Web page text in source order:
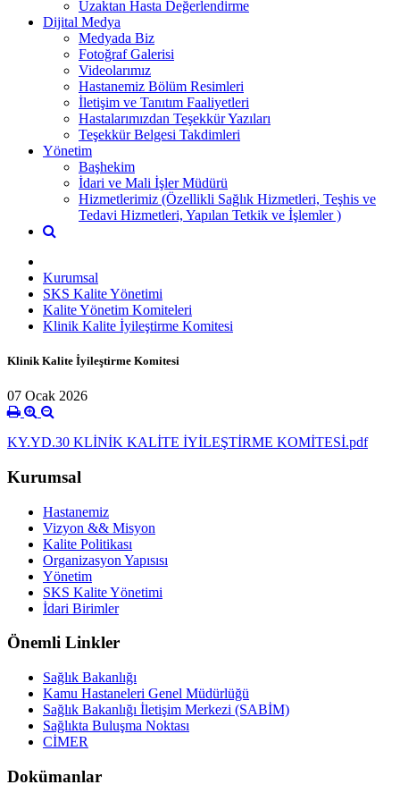
Uzaktan Hasta Değerlendirme
Dijital Medya
Medyada Biz
Fotoğraf Galerisi
Videolarımız
Hastanemiz Bölüm Resimleri
İletişim ve Tanıtım Faaliyetleri
Hastalarımızdan Teşekkür Yazıları
Teşekkür Belgesi Takdimleri
Yönetim
Başhekim
İdari ve Mali İşler Müdürü
Hizmetlerimiz (Özellikli Sağlık Hizmetleri, Teşhis ve
Tedavi Hizmetleri, Yapılan Tetkik ve İşlemler )
Kurumsal
SKS Kalite Yönetimi
Kalite Yönetim Komiteleri
Klinik Kalite İyileştirme Komitesi
Klinik Kalite İyileştirme Komitesi
07 Ocak 2026
KY.YD.30 KLİNİK KALİTE İYİLEŞTİRME KOMİTESİ.pdf
Kurumsal
Hastanemiz
Vizyon && Misyon
Kalite Politikası
Organizasyon Yapısısı
Yönetim
SKS Kalite Yönetimi
İdari Birimler
Önemli Linkler
Sağlık Bakanlığı
Kamu Hastaneleri Genel Müdürlüğü
Sağlık Bakanlığı İletişim Merkezi (SABİM)
Sağlıkta Buluşma Noktası
CİMER
Dokümanlar